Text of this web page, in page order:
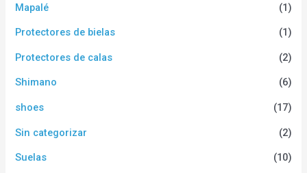
Mapalé (1)
Protectores de bielas (1)
Protectores de calas (2)
Shimano (6)
shoes (17)
Sin categorizar (2)
Suelas (10)